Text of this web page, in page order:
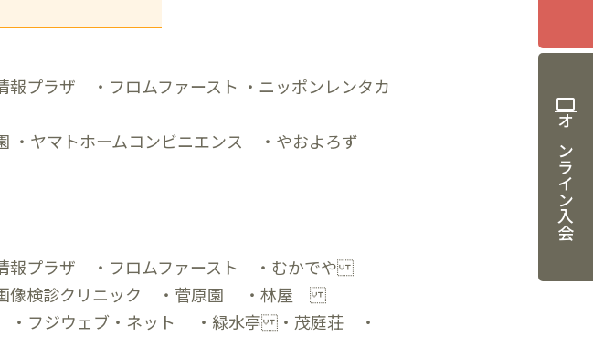
プラザ ・フロムファースト ・ニッポンレンタカ
・ヤマトホームコンビニエンス ・やおよろず
報プラザ ・フロムファースト ・むかでや
画像検診クリニック ・菅原園 ・林屋
・フジウェブ・ネット ・緑水亭 ・茂庭荘 ・
computer
オンライン入会